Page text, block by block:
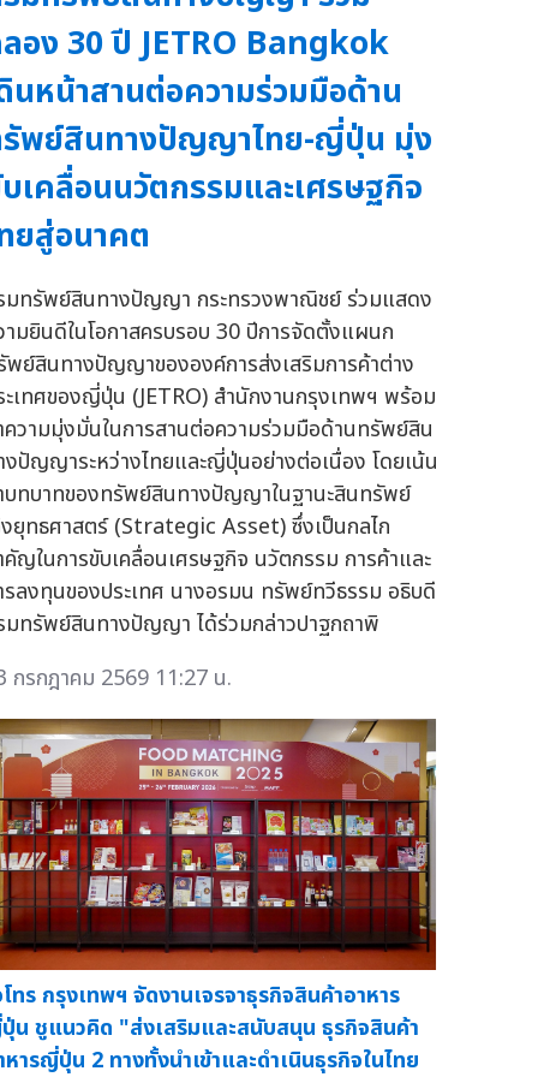
อง 30 ปี JETRO Bangkok
นหน้าสานต่อความร่วมมือด้าน
พย์สินทางปัญญาไทย-ญี่ปุ่น มุ่ง
เคลื่อนนวัตกรรมและเศรษฐกิจ
ยสู่อนาคต
มทรัพย์สินทางปัญญา กระทรวงพาณิชย์ ร่วมแสดง
ามยินดีในโอกาสครบรอบ 30 ปีการจัดตั้งแผนก
พย์สินทางปัญญาขององค์การส่งเสริมการค้าต่าง
ะเทศของญี่ปุ่น (JETRO) สำนักงานกรุงเทพฯ พร้อม
ความมุ่งมั่นในการสานต่อความร่วมมือด้านทรัพย์สิน
งปัญญาระหว่างไทยและญี่ปุ่นอย่างต่อเนื่อง โดยเน้น
บทบาทของทรัพย์สินทางปัญญาในฐานะสินทรัพย์
งยุทธศาสตร์ (Strategic Asset) ซึ่งเป็นกลไก
คัญในการขับเคลื่อนเศรษฐกิจ นวัตกรรม การค้าและ
รลงทุนของประเทศ นางอรมน ทรัพย์ทวีธรรม อธิบดี
มทรัพย์สินทางปัญญา ได้ร่วมกล่าวปาฐกถาพิ
กรกฎาคม 2569 11:27 น.
โทร กรุงเทพฯ จัดงานเจรจาธุรกิจสินค้าอาหาร
น ชูแนวคิด "ส่งเสริมและสนับสนุน ธุรกิจสินค้า
หารญี่ปุ่น 2 ทางทั้งนำเข้าและดำเนินธุรกิจในไทย